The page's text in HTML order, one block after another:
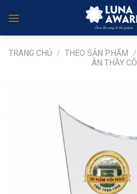
TRANG CHỦ / THEO SẢN PHẨM /
ÂN THẦY CÔ